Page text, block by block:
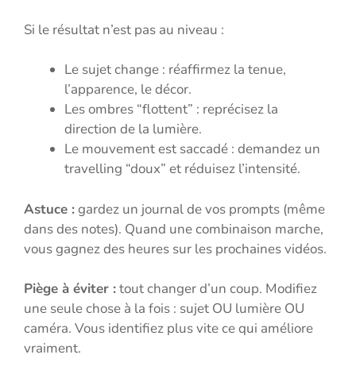
Si le résultat n’est pas au niveau :
Le sujet change : réaffirmez la tenue,
l’apparence, le décor.
Les ombres “flottent” : reprécisez la
direction de la lumière.
Le mouvement est saccadé : demandez un
travelling “doux” et réduisez l’intensité.
Astuce :gardez un journal de vos prompts (même
dans des notes). Quand une combinaison marche,
vous gagnez des heures sur les prochaines vidéos.
Piège à éviter :tout changer d’un coup. Modifiez
une seule chose à la fois : sujet OU lumière OU
caméra. Vous identifiez plus vite ce qui améliore
vraiment.